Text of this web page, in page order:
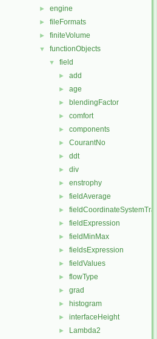
► engine
► fileFormats
► finiteVolume
▼ functionObjects
▼ field
► add
► age
► blendingFactor
► comfort
► components
► CourantNo
► ddt
► div
► enstrophy
► fieldAverage
►
► fieldExpression
► fieldMinMax
► fieldsExpression
► fieldValues
► flowType
► grad
► histogram
► interfaceHeight
► Lambda2